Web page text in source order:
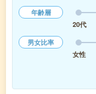
年齢層
20代
男女比率
女性